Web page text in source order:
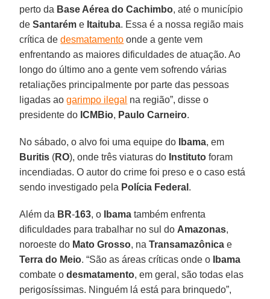
perto da Base Aérea do Cachimbo, até o município
deSantarém e Itaituba. Essa é a nossa região mais
crítica dedesmatamento onde a gente vem
enfrentando as maiores dificuldades de atuação. Ao
longo do último ano a gente vem sofrendo várias
retaliações principalmente por parte das pessoas
ligadas aogarimpo ilegal na região”, disse o
presidente do ICMBio, Paulo Carneiro.
No sábado, o alvo foi uma equipe do Ibama, em
Buritis (RO), onde três viaturas do Instituto foram
incendiadas. O autor do crime foi preso e o caso está
sendo investigado pela Polícia Federal .
Além da BR-163, o Ibama também enfrenta
dificuldades para trabalhar no sul do Amazonas,
noroeste do Mato Grosso, naTransamazônica e
Terra do Meio. “São as áreas críticas onde o
Ibama
combate odesmatamento, em geral, são todas elas
perigosíssimas. Ninguém lá está para brinquedo”,